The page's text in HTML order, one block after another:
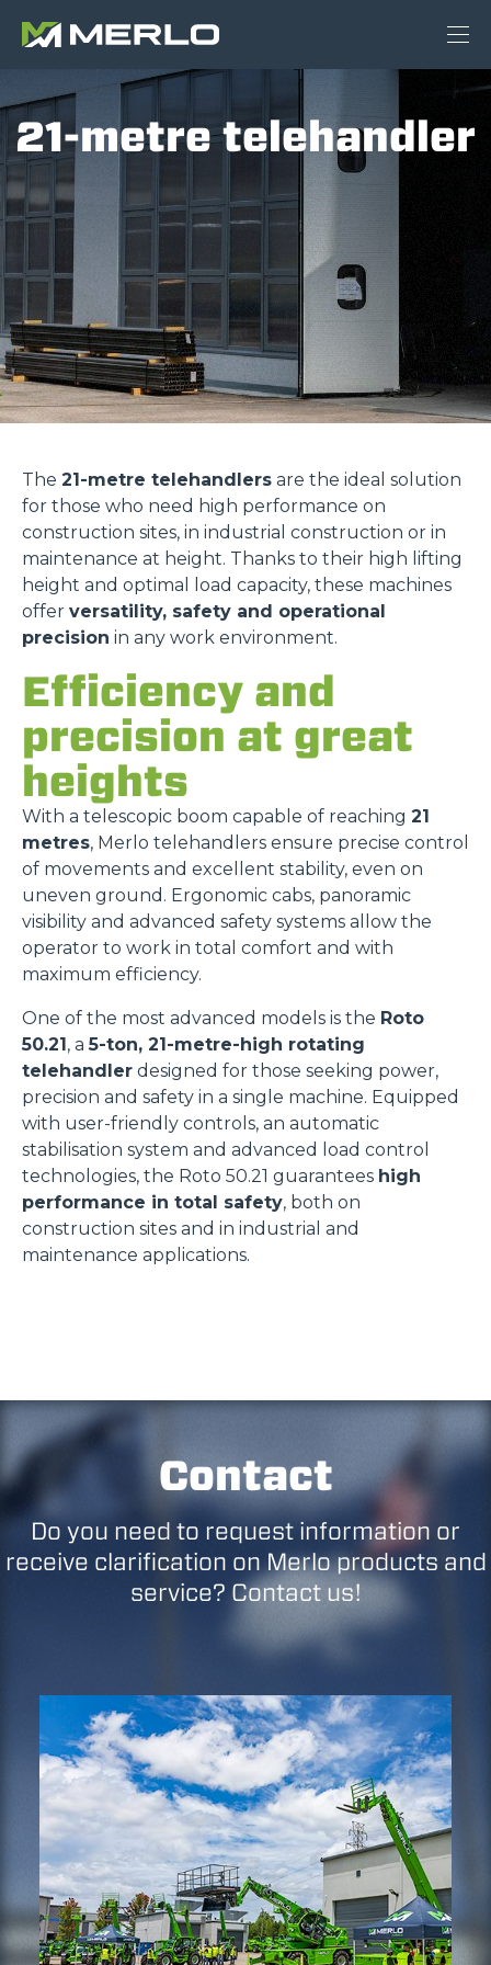
21-metre telehandler
The 21-metre telehandlers are the ideal solution
for those who need high performance on
construction sites, in industrial construction or in
maintenance at height. Thanks to their high lifting
height and optimal load capacity, these machines
offer versatility, safety and operational
precision in any work environment.
Efficiency and
precision at great
heights
With a telescopic boom capable of reaching 21
metres, Merlo telehandlers ensure precise control
of movements and excellent stability, even on
uneven ground. Ergonomic cabs, panoramic
visibility and advanced safety systems allow the
operator to work in total comfort and with
maximum efficiency.
One of the most advanced models is the Roto
50.21, a5-ton, 21-metre-high rotating
telehandler designed for those seeking power,
precision and safety in a single machine. Equipped
with user-friendly controls, an automatic
stabilisation system and advanced load control
technologies, the Roto 50.21 guarantees high
performance in total safety, both on
construction sites and in industrial and
maintenance applications.
Contact
Do you need to request information or
receive clarification on Merlo products and
service? Contact us!